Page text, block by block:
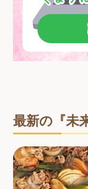
最新の『未